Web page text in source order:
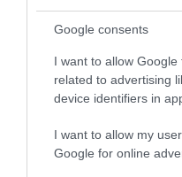
Google consents
I want to allow
related to advertising
device identifiers in
I want to allow my
Google for online
ΠΟΛΙΤΙΚΗ
Νέο πλαίσιο
Νοημοσύνη:
Sandbox και
κανόνες για